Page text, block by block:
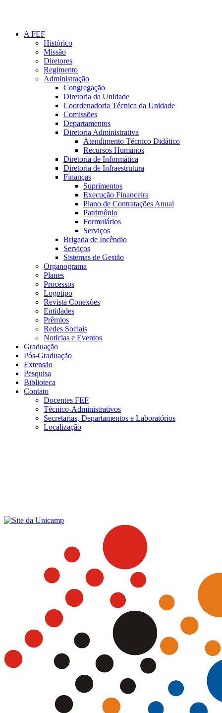
A FEF
Histórico
Missão
Diretores
Regimento
Administração
Congregação
Diretoria da Unidade
Coordenadoria Técnica da Unidade
Comissões
Departamentos
Diretoria Administrativa
Atendimento Técnico Didático
Recursos Humanos
Diretoria de Informática
Diretoria de Infraestrutura
Finanças
Suprimentos
Execução Financeira
Plano de Contratações Anual
Patrimônio
Formulários
Serviços
Brigada de Incêndio
Serviços
Sistemas de Gestão
Organograma
Planes
Processos
Logotipo
Revista Conexões
Entidades
Prêmios
Redes Sociais
Noticias e Eventos
Graduação
Pós-Graduação
Extensão
Pesquisa
Biblioteca
Contato
Docentes FEF
Técnico-Administrativos
Secretarias, Departamentos e Laboratórios
Localização